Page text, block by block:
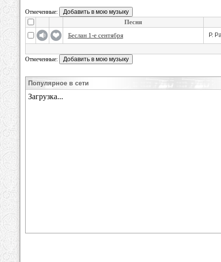
Отмеченные:
Песня
Беслан 1-е сентября
Р.
Отмеченные:
Популярное в сети